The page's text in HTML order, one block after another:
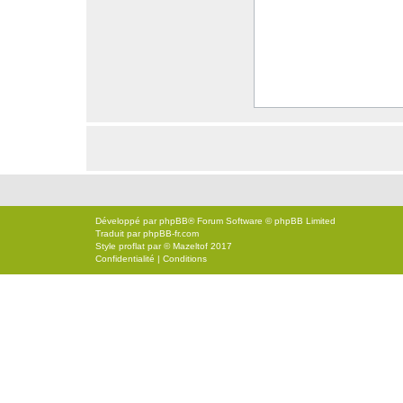
Développé parphpBB® Forum Software © phpBB Limited
Traduit parphpBB-fr.com
Style proflat par ©Mazeltof 2017
Confidentialité | Conditions